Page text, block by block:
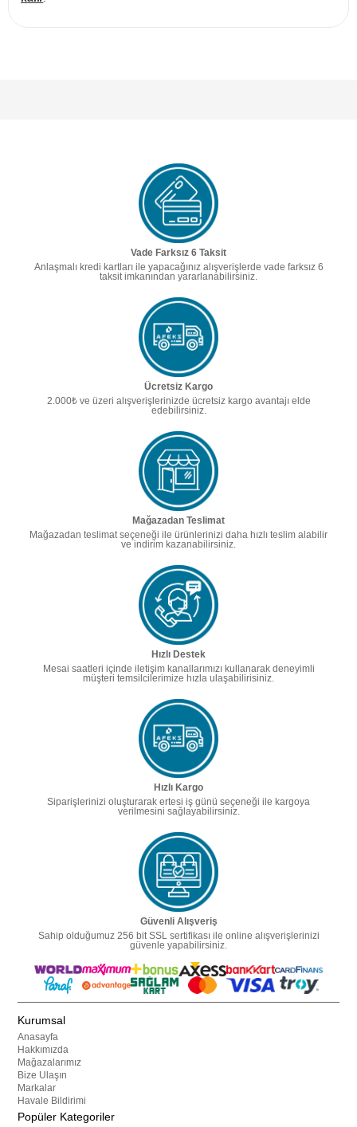
Vade Farksız 6 Taksit
Anlaşmalı kredi kartları ile yapacağınız alışverişlerde vade farksız 6
taksit imkanından yararlanabilirsiniz.
Ücretsiz Kargo
2.000₺ ve üzeri alışverişlerinizde ücretsiz kargo avantajı elde
edebilirsiniz.
Mağazadan Teslimat
Mağazadan teslimat seçeneği ile ürünlerinizi daha hızlı teslim alabilir
ve indirim kazanabilirsiniz.
Hızlı Destek
Mesai saatleri içinde iletişim kanallarımızı kullanarak deneyimli
müşteri temsilcilerimize hızla ulaşabilirisiniz.
Hızlı Kargo
Siparişlerinizi oluşturarak ertesi iş günü seçeneği ile kargoya
verilmesini sağlayabilirsiniz.
Güvenli Alışveriş
Sahip olduğumuz 256 bit SSL sertifikası ile online alışverişlerinizi
güvenle yapabilirsiniz.
Kurumsal
Anasayfa
Hakkımızda
Mağazalarımız
Bize Ulaşın
Markalar
Havale Bildirimi
Popüler Kategoriler